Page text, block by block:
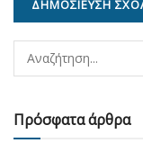
Πρόσφατα άρθρα